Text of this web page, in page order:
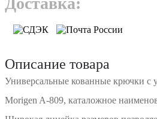
Описание товара
Универсальные кованные крючки с
Morigen A-809, каталожное